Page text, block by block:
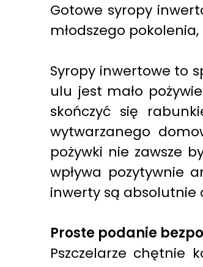
Gotowe syropy
młodszego
Syropy inwertowe to
ulu jest mało
skończyć się
wytwarzanego
pożywki nie zawsze
wpływa pozytywnie
inwerty są absolutnie
Proste podanie
Pszczelarze chętnie